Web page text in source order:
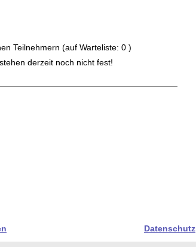
Teilnehmern (auf Warteliste: 0 )
derzeit noch nicht fest!
Datenschutz